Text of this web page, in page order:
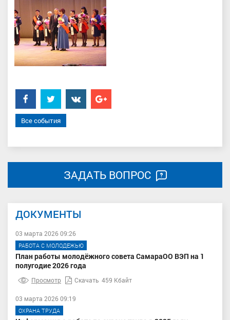
FacebookTwitter���������
Google+
Все события
ЗАДАТЬ ВОПРОС
ДОКУМЕНТЫ
03 марта 2026 09:26
РАБОТА С МОЛОДЕЖЬЮ
План работы молодёжного совета СамараОО ВЭП на 1
полугодие 2026 года
Просмотр Скачать 459 Кбайт
03 марта 2026 09:19
ОХРАНА ТРУДА